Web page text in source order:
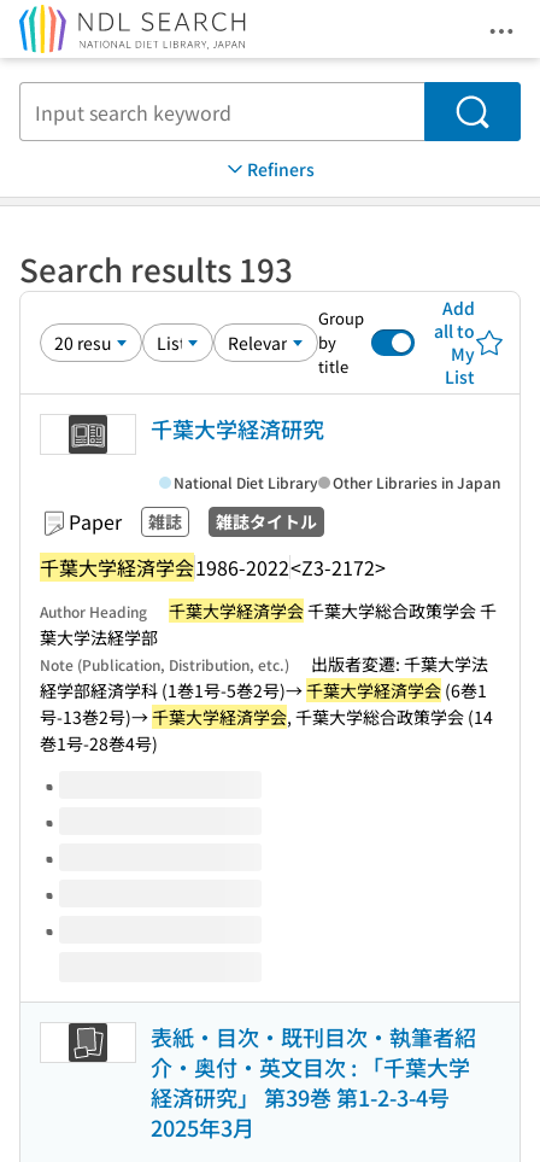
Search
Refiners
Search results 193
Group
by
title
Add
all to
My
List
千葉大学経済研究
Paper 雑誌 雑誌タイトル
千葉大学経済学会1986-2022<Z3-2172>
National Diet Library Other Libraries in Japan
Author Heading 千葉大学経済学会千葉大学総合政策学会 千
葉大学法経学部
Note (Publication, Distribution, etc.)
出版者変遷: 千葉大学法
経学部経済学科 (1巻1号-5巻2号)→千葉大学経済学会 (6巻1
号-13巻2号)→千葉大学経済学会, 千葉大学総合政策学会 (14
巻1号-28巻4号)
Volumes of this title
表紙・目次・既刊目次・執筆者紹
介・奥付・英文目次 : 「千葉大学
経済研究」 第39巻 第1-2-3-4号
2025年3月